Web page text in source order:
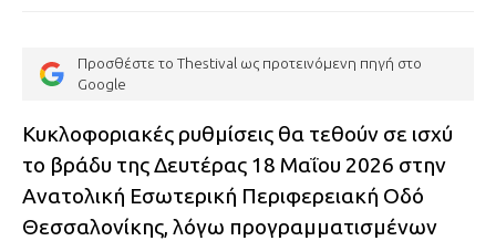
Προσθέστε το Thestival ως προτεινόμενη πηγή στο
Google
Κυκλοφοριακές ρυθμίσεις θα τεθούν σε ισχύ
το βράδυ της Δευτέρας 18 Μαΐου 2026 στην
Ανατολική Εσωτερική Περιφερειακή Οδό
Θεσσαλονίκης, λόγω προγραμματισμένων